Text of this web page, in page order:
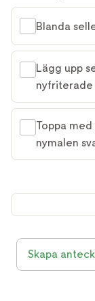
Blanda
Lägg upp
nyfriterade
Toppa
nymalen
Skapa